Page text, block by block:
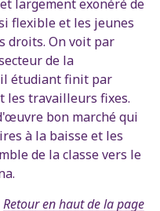
largement exonéré de
flexible et les jeunes
droits. On voit par
de la
étudiant finit par
les travailleurs fixes.
bon marché qui
à la baisse et les
de la classe vers le
Retour en haut de la page